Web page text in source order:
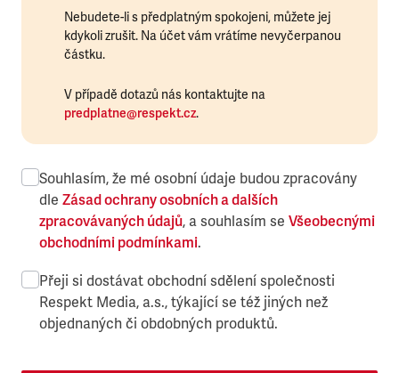
Nebudete-li s předplatným spokojeni, můžete jej
kdykoli zrušit. Na účet vám vrátíme nevyčerpanou
částku.
V případě dotazů nás kontaktujte na
predplatne@respekt.cz.
Souhlasím, že mé osobní údaje budou zpracovány
dle Zásad ochrany osobních a dalších
zpracovávaných údajů, a souhlasím se Všeobecnými
obchodními podmínkami.
Přeji si dostávat obchodní sdělení společnosti
Respekt Media, a.s., týkající se též jiných než
objednaných či obdobných produktů.